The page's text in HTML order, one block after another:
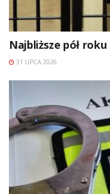
Najbliższe pół
31 LIPCA 2026